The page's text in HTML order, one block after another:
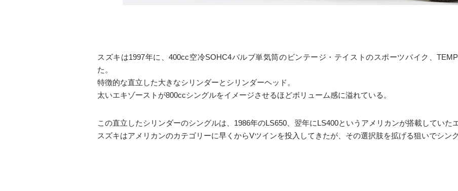
スズキは1997年に、400cc空冷SOHC4バルブ単気筒のビンテージ・テイストのスポーツバイク、
た。
特徴的な直立した大きなシリンダーとシリンダーヘッド。
太いエキゾーストが800ccシングルをイメージさせるほどボリューム感に溢れている。
この直立したシリンダーのシングルは、1986年のLS650、翌年にLS400というアメリカンが搭載していた
スズキはアメリカンのカテゴリーに早くからVツインを投入してきたが、その選択肢を拡げる狙いでシン